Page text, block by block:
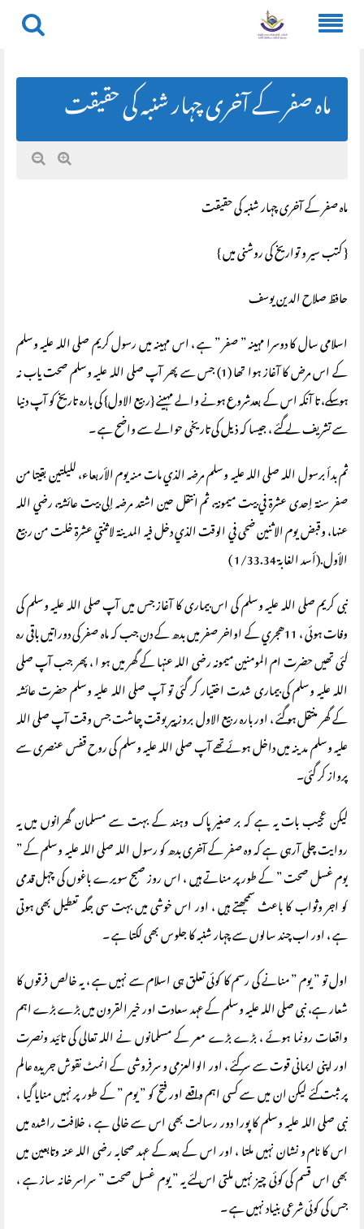
contentماہ صفر کے آخری چہار شنبہ کی حقیقت
ماہ صفر کے آخری چہار شنبہ کی حقیقت
{ کتب سیر و تواریخ کی روشنی میں }
حافظ صلاح الدین یوسف
اسلامی سال کا دوسرا مہینہ ” صفر ” ہے ، اس مہینہ میں رسول کریم صلی اللہ علیہ وسلم
کے اس مرض کا آغاز ہوا تھا (1) جس سے پھر آپ صلى الله عليه وسلم صحت یاب نہ
ہوسکے، تا آنکہ اس کے بعدشروع ہونے والے مہینے {ربیع الاول} کی بارہ تاریخ کو آپ دنیا
سے تشریف لے گئے ، جیسا کہ ذیل کی تاریخی حوالے سے واضح ہے ۔
ثم بدأ برسول الله صلى الله عليه وسلم مرضه الذي مات منه يوم الأربعاء، لليلتين بقيتا من
صفر سنة إحدى عشرة في بيت ميمونة، ثم انتقل حين اشتد مرضه إلى بيت عائشة، رضي الله
عنها، وقبض يوم الاثنين ضحى في الوقت الذي دخل فيه المدينة لاثنتي عشرة خلت من ربيع
الأول.(أسد الغابة 1/33.34 )
نبی کریم صلی اللہ علیہ وسلم کی اس بیماری کا آغاز جس میں آپ صلى الله عليه وسلم کی
وفات ہوئی ، 11ھجري کے اواخر صفر میں بدھ کے دن جب کہ ماہ صفر کی دوراتیں باقی رہ
گئی تھیں حضرت ام المومنین میمونہ رضی اللہ عنہا کے گھر میں ہو ا ، پھر جب آپ صلى
الله عليه وسلم کی بیماری شدت اختیار کر گئی تو آپ صلى الله عليه وسلم حضرت عائشہ
کے گھر منتقل ہو گئے ، اور بارہ ربیع الاول بروز پیر بوقت چاشت جس وقت آپ صلى الله
عليه وسلم مدینہ میں داخل ہوئے تھے آپ صلى الله عليه وسلم کی روح قفس عنصری سے
پرواز کر گئی۔
لیکن عجیب بات یہ ہے کہ بر صغیر پاک وہند کے بہت سے مسلمان گھرانوں میں یہ
روایت چلی آرہی ہے کہ وہ صفر کے آخری بدھ کو رسول اللہ صلی اللہ علیہ وسلم کے ”
یوم غسل صحت ” کے طور پر مناتے ہیں ، اس روز صبح سویرے باغوں کی چہل قدمی
کو اجر وثواب کا باعث سمجھتے ہیں ، اور اس خوشی میں بہت سی جگہ تعطیل بھی ہوتی
ہے ، اور اب چند سالوں سے چہار شنبہ کا جلوس بھی لکتا ہے ۔
اول تو ” یوم ” منانے کی رسم کا کوئی تعلق ہی اسلام سے نہیں ہے ، یہ خالص فرقوں کا
شعار ہے، نبی صلی اللہ علیہ وسلم کے عہد سعادت اور خیر القرون میں بڑے بڑے اہم
واقعات رونما ہوئے ، بڑے بڑے معر کے مسلمانوں نے اللہ تعالی کی تائید ونصرت
اور اپنی ایمانی قوت سے سر کئے ، اور الوالعزمی و سرفروشی کے انمٹ نقوش جریدہ عالم
پر ثبت کئے لیکن ان میں سے کسی اہم واقعے اور فتح کو ” یوم ” کے طور پر نہیں منایا گیا ،
نبی صلی اللہ علیہ وسلم کا پورا دور رسالت بھی اس سے خالی ہے ، خلافت راشدہ میں
اس کا نام و نشان نہیں ملتا ، اور اس کے بعد کے عہد صحابہ رضی اللہ عنہ وتابعین میں
بھی اس قسم کی کوئی چیز نہیں ملتی اس لئے یہ ” یوم غسل صحت ” سراسر خانہ ساز ہے ،
جس کی کوئی شرعی بنیاد نہیں ہے ۔